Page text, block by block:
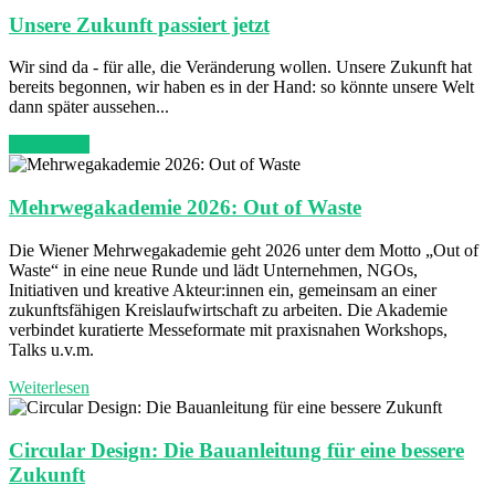
Unsere Zukunft passiert jetzt
Wir sind da - für alle, die Veränderung wollen. Unsere Zukunft hat
bereits begonnen, wir haben es in der Hand: so könnte unsere Welt
dann später aussehen...
Mehrwegakademie 2026: Out of Waste
Die Wiener Mehrwegakademie geht 2026 unter dem Motto „Out of
Waste“ in eine neue Runde und lädt Unternehmen, NGOs,
Initiativen und kreative Akteur:innen ein, gemeinsam an einer
zukunftsfähigen Kreislaufwirtschaft zu arbeiten. Die Akademie
verbindet kuratierte Messeformate mit praxisnahen Workshops,
Talks u.v.m.
Weiterlesen
Circular Design: Die Bauanleitung für eine bessere
Zukunft